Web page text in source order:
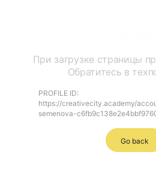
При загрузке страницы
Обратитесь в
PROFILE ID:
https://creativecity.academy/
semenova-
Go back